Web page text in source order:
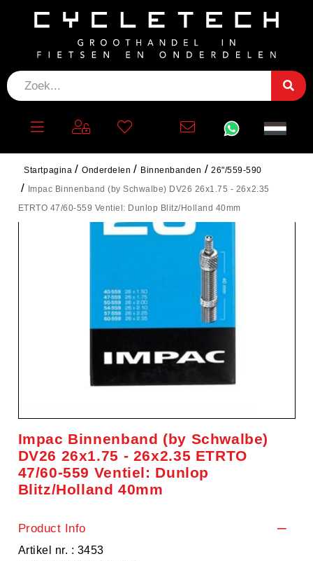
Startpagina Onderdelen Binnenbanden
26"/559-590
Impac Binnenband (by Schwalbe) DV26 26x1.75 - 26x2.35
ETRTO 47/60-559 Ventiel: Dunlop Blitz/Holland 40mm
Impac Binnenband (by Schwalbe)
DV26 26x1.75 - 26x2.35 ETRTO
47/60-559 Ventiel: Dunlop
Blitz/Holland 40mm
Product Info
Artikel nr. : 3453